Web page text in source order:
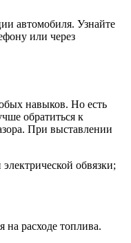
автомобиля. Узнайте
или через
навыков. Но есть
обратиться к
При выставлении
обвязки;
на расходе топлива.